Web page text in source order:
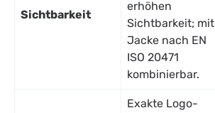
Sichtbarkeit
erhöhen
Sichtbarkeit; mit
Jacke nach EN
ISO 20471
kombinierbar.
Exakte Logo-